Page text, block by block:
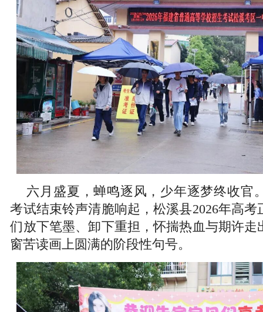
六月盛夏，蝉鸣逐风，少年逐梦终收官
考试结束铃声清脆响起，松溪县2026年高
们放下笔墨、卸下重担，怀揣热血与期许走
窗苦读画上圆满的阶段性句号。